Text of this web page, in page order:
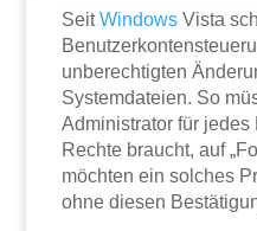
SeitWindows Vista
unberechtigten
Systemdateien. So
Administrator für jedes
Rechte braucht, auf
möchten ein solches
ohne diesen